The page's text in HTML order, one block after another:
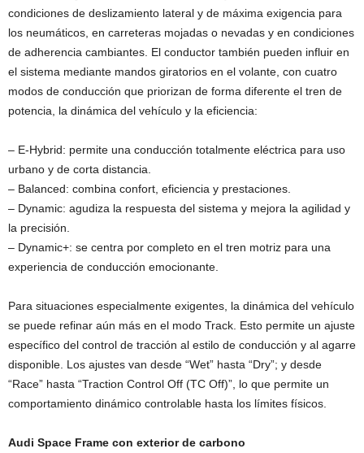
condiciones de deslizamiento lateral y de máxima exigencia para
los neumáticos, en carreteras mojadas o nevadas y en condiciones
de adherencia cambiantes. El conductor también pueden influir en
el sistema mediante mandos giratorios en el volante, con cuatro
modos de conducción que priorizan de forma diferente el tren de
potencia, la dinámica del vehículo y la eficiencia:
– E-Hybrid: permite una conducción totalmente eléctrica para uso
urbano y de corta distancia.
– Balanced: combina confort, eficiencia y prestaciones.
– Dynamic: agudiza la respuesta del sistema y mejora la agilidad y
la precisión.
– Dynamic+: se centra por completo en el tren motriz para una
experiencia de conducción emocionante.
Para situaciones especialmente exigentes, la dinámica del vehículo
se puede refinar aún más en el modo Track. Esto permite un ajuste
específico del control de tracción al estilo de conducción y al agarre
disponible. Los ajustes van desde “Wet” hasta “Dry”; y desde
“Race” hasta “Traction Control Off (TC Off)”, lo que permite un
comportamiento dinámico controlable hasta los límites físicos.
Audi Space Frame con exterior de carbono